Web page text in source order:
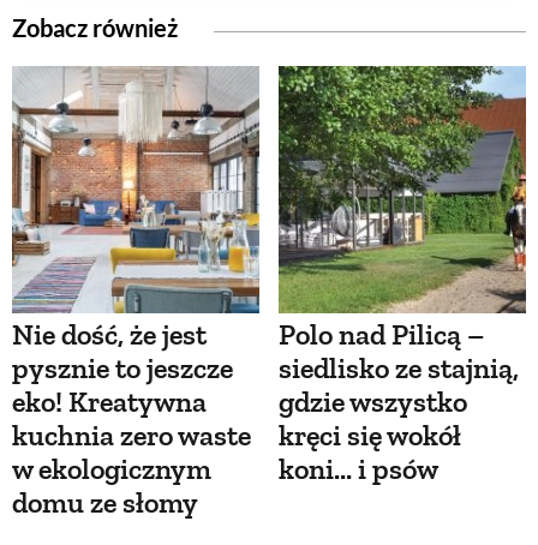
Zobacz również
Nie dość, że jest
pysznie to jeszcze
eko! Kreatywna
kuchnia zero waste
w ekologicznym
domu ze słomy
Polo nad Pilicą –
siedlisko ze stajnią,
gdzie wszystko
kręci się wokół
koni... i psów